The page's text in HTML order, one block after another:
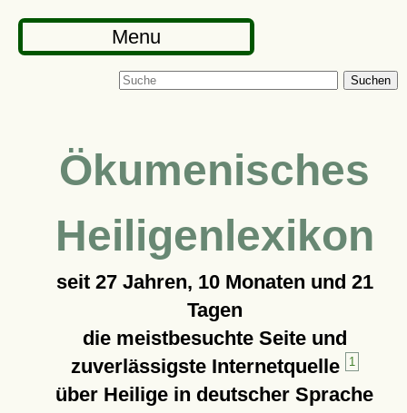
Menu
Suchen
Ökumenisches
Heiligenlexikon
seit 27 Jahren, 10 Monaten und 21
Tagen
die meistbesuchte Seite und
zuverlässigste Internetquelle
1
über Heilige in deutscher Sprache